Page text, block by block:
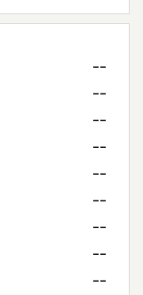
--
--
--
--
--
--
--
--
--